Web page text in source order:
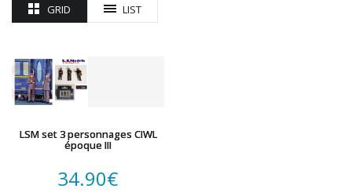
ROUTE 87
TORTOISE
TRAINS OUEST
TRIX
VIESSMANN
WOODLAND SCENICS
GRID LIST
LSM set 3 personnages CIWL
époque III
34.90€